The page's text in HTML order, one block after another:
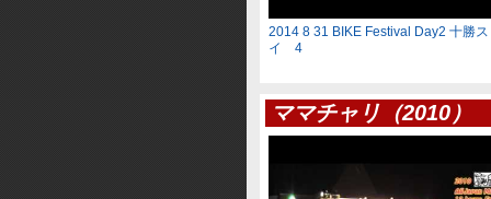
2014 8 31 BIKE Festival Day2 十勝
イ 4
ママチャリ（2010）